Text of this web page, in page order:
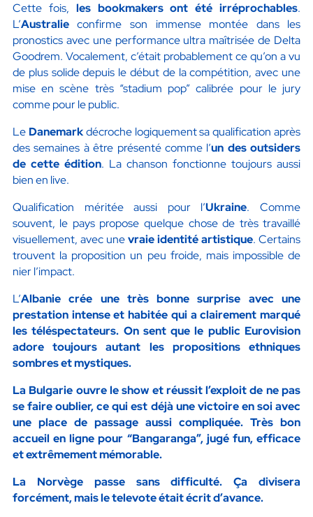
Cette fois, les bookmakers ont été irréprochables.
L’Australieconfirme son immense montée dans les
pronostics avec une performance ultra maîtrisée de Delta
Goodrem. Vocalement, c’était probablement ce qu’on a vu
de plus solide depuis le début de la compétition, avec une
mise en scène très “stadium pop” calibrée pour le jury
comme pour le public.
Le Danemarkdécroche logiquement sa qualification après
des semaines à être présenté comme l’un des outsiders
de cette édition. La chanson fonctionne toujours aussi
bien en live.
Qualification méritée aussi pour l’Ukraine. Comme
souvent, le pays propose quelque chose de très travaillé
visuellement, avec unevraie identité artistique. Certains
trouvent la proposition un peu froide, mais impossible de
nier l’impact.
L’Albanie crée une très bonne surprise avec une
prestation intense et habitée qui a clairement marqué
les téléspectateurs. On sent que le public Eurovision
adore toujours autant les propositions ethniques
sombres et mystiques.
La Bulgarie ouvre le show et réussit l’exploit de ne pas
se faire oublier, ce qui est déjà une victoire en soi avec
une place de passage aussi compliquée. Très bon
accueil en ligne pour “Bangaranga”, jugé fun, efficace
et extrêmement mémorable.
La Norvègepasse sans difficulté. Ça divisera
forcément, mais le televote était écrit d’avance.